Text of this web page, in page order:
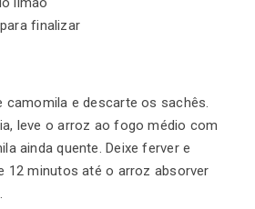
finalizar
camomila e descarte os sachês.
leve o arroz ao fogo médio com
ainda quente. Deixe ferver e
12 minutos até o arroz absorver